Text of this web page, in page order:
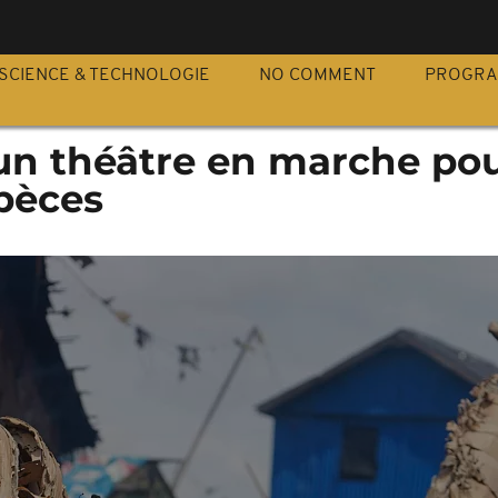
SCIENCE & TECHNOLOGIE NO COMMENT
théâtre en marche